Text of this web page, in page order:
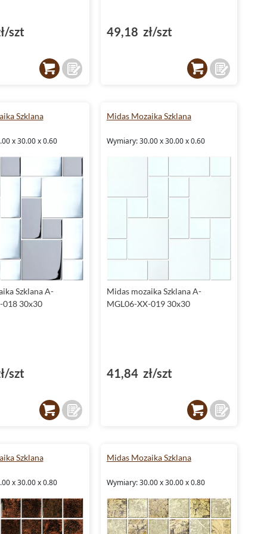
szt 49,18 zł/szt
Szklana
x 30.00 x 0.60
Szklana A-
018 30x30
szt
Midas Mozaika Szklana
Wymiary: 30.00 x 30.00 x 0.60
Midas mozaika Szklana A-
MGL06-XX-019 30x30
41,84 zł/szt
Szklana
x 30.00 x 0.80
Midas Mozaika Szklana
Wymiary: 30.00 x 30.00 x 0.80